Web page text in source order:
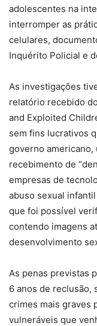
adolescentes na
interromper as
celulares,
Inquérito Policial e
As investigações
relatório recebido
and Exploited
sem fins lucrativos
governo americano,
recebimento de
empresas de
abuso sexual
que foi possível
contendo imagens
desenvolvimento
As penas previstas
6 anos de reclusão,
crimes mais graves
vulneráveis que